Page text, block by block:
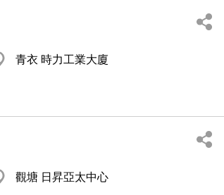
青衣 時力工業大廈
觀塘 日昇亞太中心